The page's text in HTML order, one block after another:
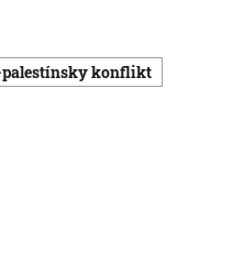
palestínsky konflikt